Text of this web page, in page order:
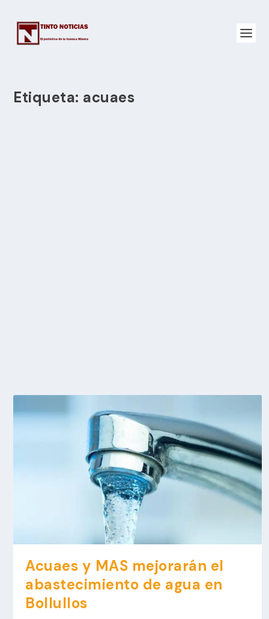
Etiqueta: acuaes
Acuaes y MAS mejorarán el
abastecimiento de agua en
Bollullos